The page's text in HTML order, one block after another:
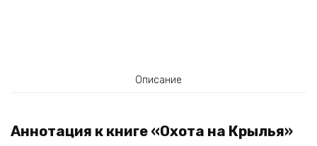
Описание
Аннотация к книге «Охота на Крылья»